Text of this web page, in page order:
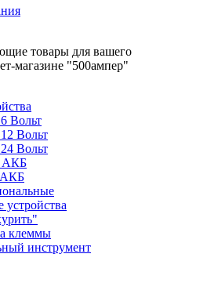
товары для вашего
магазине "500ампер"
Вольт
Вольт
Вольт
АКБ
АКБ
устройства
клеммы
инструмент